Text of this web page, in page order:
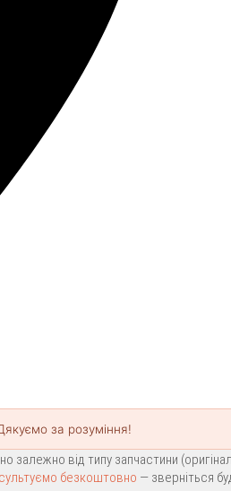
за розуміння!
залежно від типу запчастини
безкоштовно — зверніться